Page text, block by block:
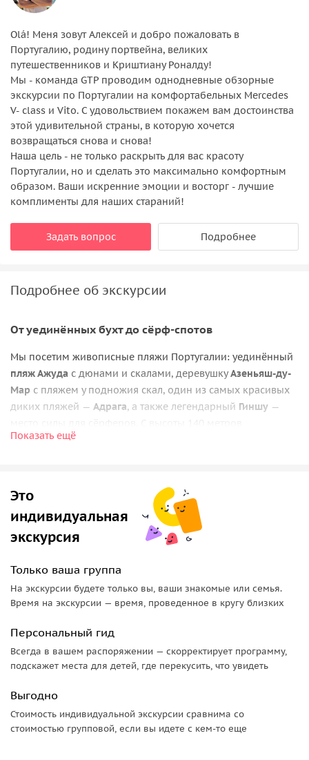
Оlá! Меня зовут Алексей и добро пожаловать в
Португалию, родину портвейна, великих
путешественников и Криштиану Роналду!
Мы - команда GTP проводим однодневные обзорные
экскурсии по Португалии на комфортабельных Mercedes
V- class и Vito. С удовольствием покажем вам достоинства
этой удивительной страны, в которую хочется
возвращаться снова и снова!
Наша цель - не только раскрыть для вас красоту
Португалии, но и сделать это максимально комфортным
образом. Ваши искренние эмоции и восторг - лучшие
комплименты для наших стараний!
Задать вопрос Подробнее
Подробнее об экскурсии
От уединённых бухт до сёрф-спотов
Мы посетим живописные пляжи Португалии: уединённый
пляж Ажуда с дюнами и скалами, деревушкуАзеньяш-ду-
Мар с пляжем у подножия скал, один из самых красивых
диких пляжей — Адрага, а также легендарный Гиншу —
полюбуемся пляжем Урса, куда попасть непросто, и
Легенды, кино и морская кухня
Гид расскажет о легенде пляжаУрса
, о съёмках фильмов о
Джеймсе Бонде на этом побережье, о флоре и фауне
любимых местными жителями блюдах из морепродуктов.
Показать ещё
Это
индивидуальная
экскурсия
Только ваша группа
На экскурсии будете только вы, ваши знакомые или семья.
Время на экскурсии — время, проведенное в кругу близких
Персональный гид
Всегда в вашем распоряжении — скорректирует программу,
подскажет места для детей, где перекусить, что увидеть
Выгодно
Стоимость индивидуальной экскурсии сравнима со
стоимостью групповой, если вы идете с кем-то еще